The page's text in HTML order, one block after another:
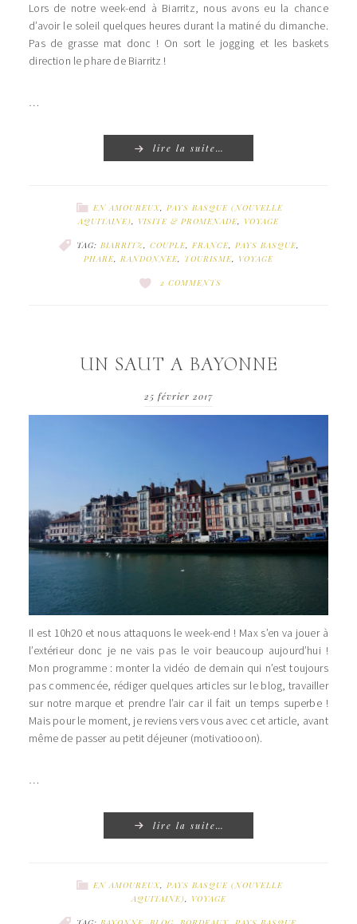
Lors de notre week-end à Biarritz, nous avons eu la chance
d’avoir le soleil quelques heures durant la matiné du dimanche.
Pas de grasse mat donc ! On sort le jogging et les baskets
direction le phare de Biarritz !
…
lire la suite…
EN AMOUREUX, PAYS BASQUE (NOUVELLE
AQUITAINE), VISITE & PROMENADE, VOYAGE
TAG: BIARRITZ, COUPLE, FRANCE, PAYS BASQUE,
PHARE, RANDONNEE, TOURISME, VOYAGE
2 COMMENTS
UN SAUT A BAYONNE
25 février 2017
Il est 10h20 et nous attaquons le week-end ! Max s’en va jouer à
l’extérieur donc je ne vais pas le voir beaucoup aujourd’hui !
Mon programme : monter la vidéo de demain qui n’est toujours
pas commencée, rédiger quelques articles sur le blog, travailler
sur notre marque et prendre l’air car il fait un temps superbe !
Mais pour le moment, je reviens vers vous avec cet article, avant
même de passer au petit déjeuner (motivatiooon).
…
lire la suite…
EN AMOUREUX, PAYS BASQUE (NOUVELLE
AQUITAINE)
VOYAGE